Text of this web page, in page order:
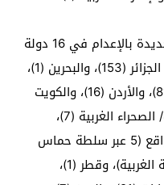
وصدر ما لا يقل عن (505) احكام جديدة بالإعدام في 16 دولة
في المنطقة العام الماضي، وهي الجزائر (153)، والبحرين (1)،
ومصر (91)، وإيران (79)، والعراق (81)، والأردن (16)، والكويت
(9)، ولبنان (9)، وليبيا (5)، والمغرب/ الصحراء الغربية (7)،
والسلطة الفلسطينية (6) وذلك بواقع (5 عبر سلطة حماس
في غزة، و1 عبر السلطة في الضفة الغربية)، وقطر (1)،